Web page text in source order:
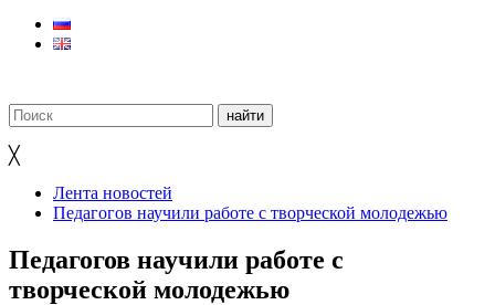
╳
Лента новостей
Педагогов научили работе с творческой молодежью
Педагогов научили работе с
творческой молодежью